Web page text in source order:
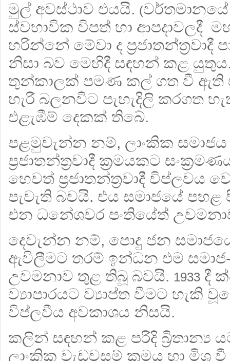
මුල් අවස්ථාව එයයි. (වර්තමානයේ
ස්වභාවික විපත් හා ආපදාවලදී
හරින්නේ මේවා ද
නිසා බව මෙහිදී සඳහන් කළ
තුන්කාලක් පමණ කල් ගත වී ඇති
හැරී බලනවිට පැහැදිලි කරගත
එළැඹීම් දෙකක් තිබේ.
පළමුවැන්න නම්, ලාංකික
ප‍්‍රජාතන්ත‍්‍රවාදී ක‍්‍රමයකට
හෙවත් ප‍්‍රජාතන්ත‍්‍රවාදී විප්ලවය
පැවැති බවයි. එය සමාජයේ පහළ
එන ධනේශවර පංතියේත්
දෙවැන්න නම්, පොදු ජන
ඇවිලීමට තරම් ඉන්ධන එම
උවමනාව තුළ තිබූ බවයි. 1933 දී
ව්‍යාපාරයට ව්‍යාප්ත වීමට හැකි
විප්ලවීය අවකාශය නිසයි.
කලින් සඳහන් කළ පරිදි බ්‍රිතාන්‍ය
ලාංකික වැඩවසම් ක‍්‍රමය හා මිශ‍්‍ර